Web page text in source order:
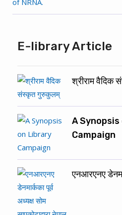
E-library Article
श्रीराम
A
Campaign
एनआरएनए